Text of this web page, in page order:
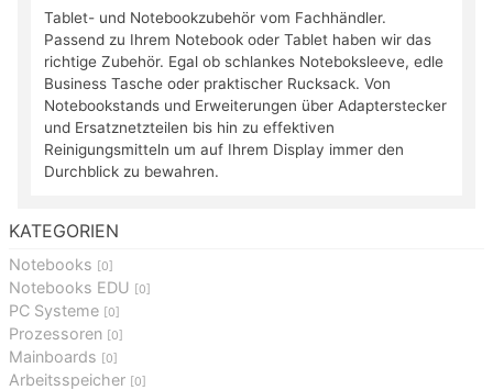
KATEGORIEN
Notebooks [0]
Notebooks EDU [0]
PC Systeme [0]
Prozessoren [0]
Mainboards [0]
Arbeitsspeicher [0]
Tablet- und Notebookzubehör vom Fachhändler.
Passend zu Ihrem Notebook oder Tablet haben wir das
richtige Zubehör. Egal ob schlankes Noteboksleeve, edle
Business Tasche oder praktischer Rucksack. Von
Notebookstands und Erweiterungen über Adapterstecker
und Ersatznetzteilen bis hin zu effektiven
Reinigungsmitteln um auf Ihrem Display immer den
Durchblick zu bewahren.